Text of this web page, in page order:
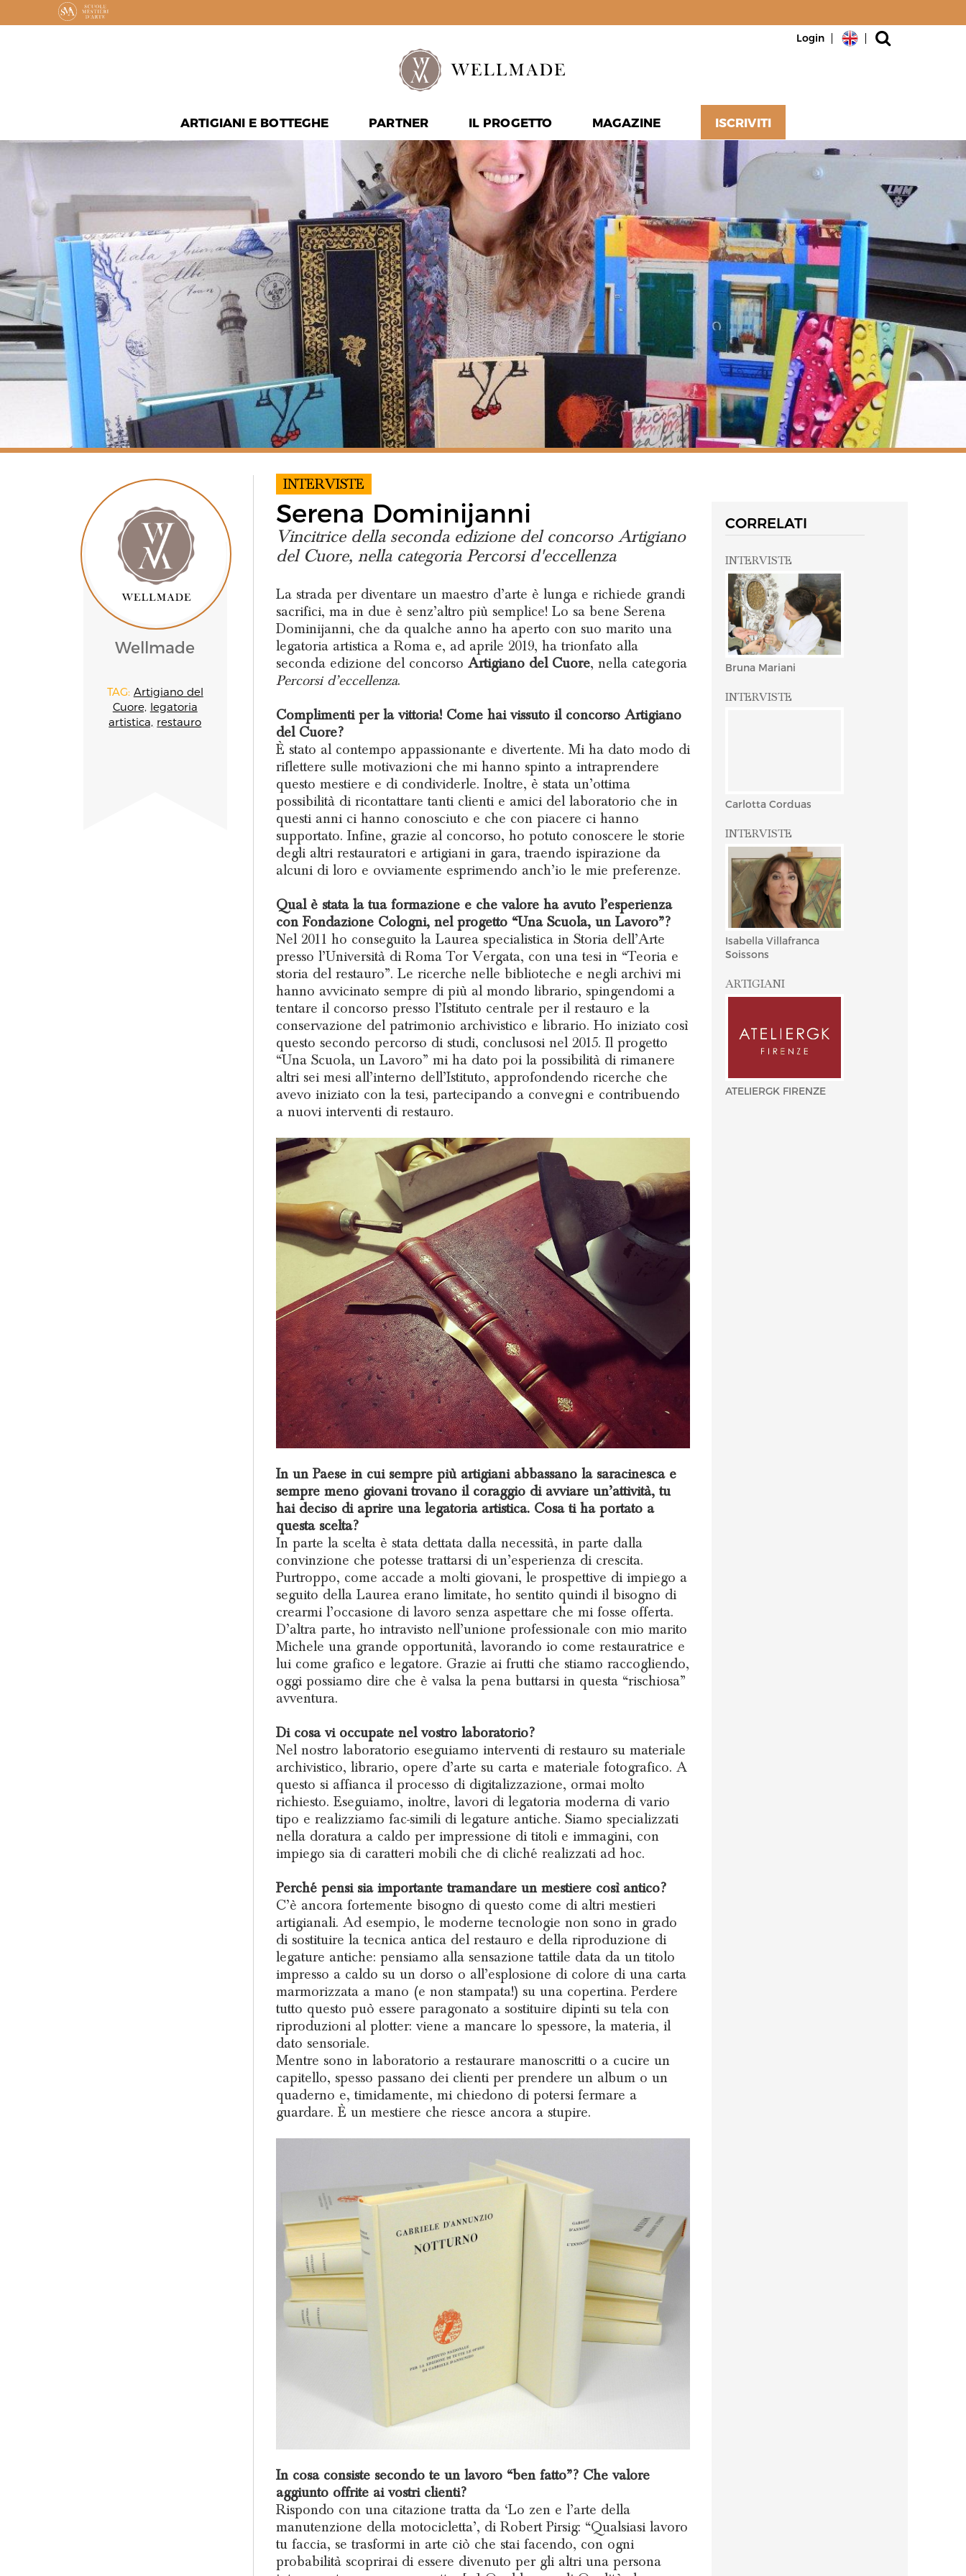
Login
ARTIGIANI E BOTTEGHE PARTNER IL PROGETTO MAGAZINE ISCRIVITI
Wellmade
TAG: Artigiano del
Cuore, legatoria
artistica, restauro
INTERVISTE
Serena Dominijanni
Vincitrice della seconda edizione del concorso Artigiano
del Cuore, nella categoria Percorsi d'eccellenza
La strada per diventare un maestro d’arte è lunga e richiede grandi
sacrifici, ma in due è senz’altro più semplice! Lo sa bene Serena
Dominijanni, che da qualche anno ha aperto con suo marito una
legatoria artistica a Roma e, ad aprile 2019, ha trionfato alla
seconda edizione del concorso Artigiano del Cuore, nella categoria
Percorsi d’eccellenza.
Complimenti per la vittoria! Come hai vissuto il concorso Artigiano
del Cuore?
È stato al contempo appassionante e divertente. Mi ha dato modo di
riflettere sulle motivazioni che mi hanno spinto a intraprendere
questo mestiere e di condividerle. Inoltre, è stata un’ottima
possibilità di ricontattare tanti clienti e amici del laboratorio che in
questi anni ci hanno conosciuto e che con piacere ci hanno
supportato. Infine, grazie al concorso, ho potuto conoscere le storie
degli altri restauratori e artigiani in gara, traendo ispirazione da
alcuni di loro e ovviamente esprimendo anch’io le mie preferenze.
Qual è stata la tua formazione e che valore ha avuto l’esperienza
con Fondazione Cologni, nel progetto “Una Scuola, un Lavoro”?
Nel 2011 ho conseguito la Laurea specialistica in Storia dell’Arte
presso l’Università di Roma Tor Vergata, con una tesi in “Teoria e
storia del restauro”. Le ricerche nelle biblioteche e negli archivi mi
hanno avvicinato sempre di più al mondo librario, spingendomi a
tentare il concorso presso l’Istituto centrale per il restauro e la
conservazione del patrimonio archivistico e librario. Ho iniziato così
questo secondo percorso di studi, conclusosi nel 2015. Il progetto
“Una Scuola, un Lavoro” mi ha dato poi la possibilità di rimanere
altri sei mesi all’interno dell’Istituto, approfondendo ricerche che
avevo iniziato con la tesi, partecipando a convegni e contribuendo
a nuovi interventi di restauro.
In un Paese in cui sempre più artigiani abbassano la saracinesca e
sempre meno giovani trovano il coraggio di avviare un’attività, tu
hai deciso di aprire una legatoria artistica. Cosa ti ha portato a
questa scelta?
In parte la scelta è stata dettata dalla necessità, in parte dalla
convinzione che potesse trattarsi di un’esperienza di crescita.
Purtroppo, come accade a molti giovani, le prospettive di impiego a
seguito della Laurea erano limitate, ho sentito quindi il bisogno di
crearmi l’occasione di lavoro senza aspettare che mi fosse offerta.
D’altra parte, ho intravisto nell’unione professionale con mio marito
Michele una grande opportunità, lavorando io come restauratrice e
lui come grafico e legatore. Grazie ai frutti che stiamo raccogliendo,
oggi possiamo dire che è valsa la pena buttarsi in questa “rischiosa”
avventura.
Di cosa vi occupate nel vostro laboratorio?
Nel nostro laboratorio eseguiamo interventi di restauro su materiale
archivistico, librario, opere d’arte su carta e materiale fotografico. A
questo si affianca il processo di digitalizzazione, ormai molto
richiesto. Eseguiamo, inoltre, lavori di legatoria moderna di vario
tipo e realizziamo fac-simili di legature antiche. Siamo specializzati
nella doratura a caldo per impressione di titoli e immagini, con
impiego sia di caratteri mobili che di cliché realizzati ad hoc.
Perché pensi sia importante tramandare un mestiere così antico?
C’è ancora fortemente bisogno di questo come di altri mestieri
artigianali. Ad esempio, le moderne tecnologie non sono in grado
di sostituire la tecnica antica del restauro e della riproduzione di
legature antiche: pensiamo alla sensazione tattile data da un titolo
impresso a caldo su un dorso o all’esplosione di colore di una carta
marmorizzata a mano (e non stampata!) su una copertina. Perdere
tutto questo può essere paragonato a sostituire dipinti su tela con
riproduzioni al plotter: viene a mancare lo spessore, la materia, il
dato sensoriale.
Mentre sono in laboratorio a restaurare manoscritti o a cucire un
capitello, spesso passano dei clienti per prendere un album o un
quaderno e, timidamente, mi chiedono di potersi fermare a
guardare. È un mestiere che riesce ancora a stupire.
In cosa consiste secondo te un lavoro “ben fatto”? Che valore
aggiunto offrite ai vostri clienti?
Rispondo con una citazione tratta da ‘Lo zen e l’arte della
manutenzione della motocicletta’, di Robert Pirsig: “Qualsiasi lavoro
tu faccia, se trasformi in arte ciò che stai facendo, con ogni
probabilità scoprirai di essere divenuto per gli altri una persona
CORRELATI
INTERVISTE
Bruna Mariani
INTERVISTE
Carlotta Corduas
INTERVISTE
Isabella Villafranca
Soissons
ARTIGIANI
ATELIERGK FIRENZE